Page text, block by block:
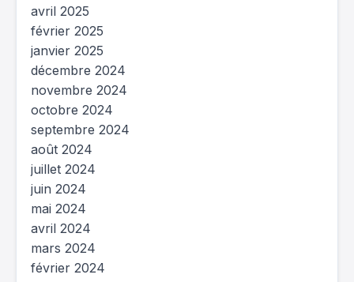
avril 2025
février 2025
janvier 2025
décembre 2024
novembre 2024
octobre 2024
septembre 2024
août 2024
juillet 2024
juin 2024
mai 2024
avril 2024
mars 2024
février 2024